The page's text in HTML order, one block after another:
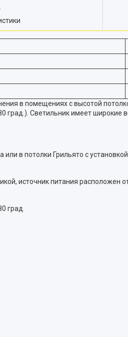
в помещениях с высотой
град.). Светильник имеет широкие
в потолки Грильято с установкой
источник питания расположен
град.